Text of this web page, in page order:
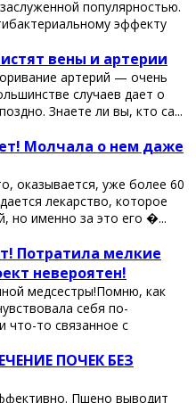
популярностью.
эффекту
вены и артерии
артерий — очень
случаев дает о
Знаете ли вы, кто са...
Молчала о нем даже
оказывается, уже более 60
лекарство, которое
но именно за это его �...
Потратила мелкие
невероятен!
медсестры!Помню, как
себя по-
что-то связанное с
ПОЧЕК БЕЗ
Пшено выводит